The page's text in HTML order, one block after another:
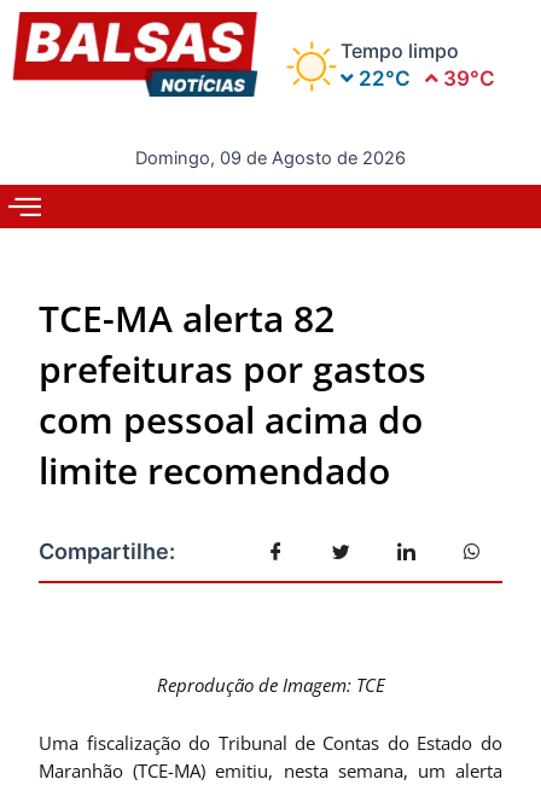
para
Tempo limpo
22°C
39°C
Domingo, 09 de Agosto de 2026
TCE-MA alerta 82
prefeituras por gastos
com pessoal acima do
limite recomendado
Reprodução de Imagem: TCE
Uma fiscalização do Tribunal de Contas do Estado do
Maranhão (TCE-MA) emitiu, nesta semana, um alerta